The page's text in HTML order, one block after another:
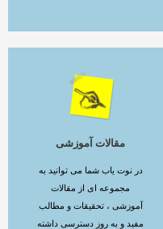
مقالات آموزشی
در نوت یاب شما می توانید به
مجموعه ای از مقالات
آموزشی ، تحقیقات و مطالب
مفید و به روز دسترسی داشته